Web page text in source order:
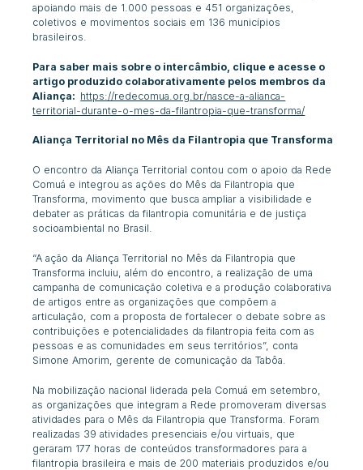
apoiando mais de 1.000 pessoas e 451 organizações,
coletivos e movimentos sociais em 136 municípios
brasileiros.
Para saber mais sobre o intercâmbio, clique e acesse o
artigo produzido colaborativamente pelos membros da
Aliança: https://redecomua.org.br/nasce-a-alianca-
territorial-durante-o-mes-da-filantropia-que-transforma/
Aliança Territorial no Mês da Filantropia que Transforma
O encontro da Aliança Territorial contou com o apoio da Rede
Comuá e integrou as ações do Mês da Filantropia que
Transforma, movimento que busca ampliar a visibilidade e
debater as práticas da filantropia comunitária e de justiça
socioambiental no Brasil.
“A ação da Aliança Territorial no Mês da Filantropia que
Transforma incluiu, além do encontro, a realização de uma
campanha de comunicação coletiva e a produção colaborativa
de artigos entre as organizações que compõem a
articulação, com a proposta de fortalecer o debate sobre as
contribuições e potencialidades da filantropia feita com as
pessoas e as comunidades em seus territórios”, conta
Simone Amorim, gerente de comunicação da Tabôa.
Na mobilização nacional liderada pela Comuá em setembro,
as organizações que integram a Rede promoveram diversas
atividades para o Mês da Filantropia que Transforma. Foram
realizadas 39 atividades presenciais e/ou virtuais, que
geraram 177 horas de conteúdos transformadores para a
filantropia brasileira e mais de 200 materiais produzidos e/ou